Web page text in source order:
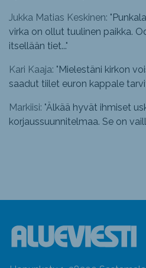
Jukka Matias Keskinen: "
virka on ollut tuulinen paikka.
itsellään tiet..."
Kari Kaaja: "Mielestäni kirkon
saadut tiilet euron kappale
Markiisi: "Älkää hyvät ihmiset
korjaussuunnitelmaa. Se on